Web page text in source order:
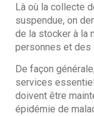
Là où la collecte
suspendue, on
de la stocker à la
personnes et des
De façon
services
doivent être
épidémie de